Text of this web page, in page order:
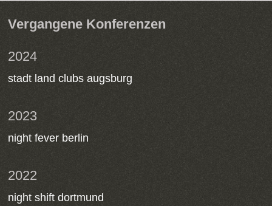
Vergangene Konferenzen
2024
stadt land clubs augsburg
2023
night fever berlin
2022
night shift dortmund